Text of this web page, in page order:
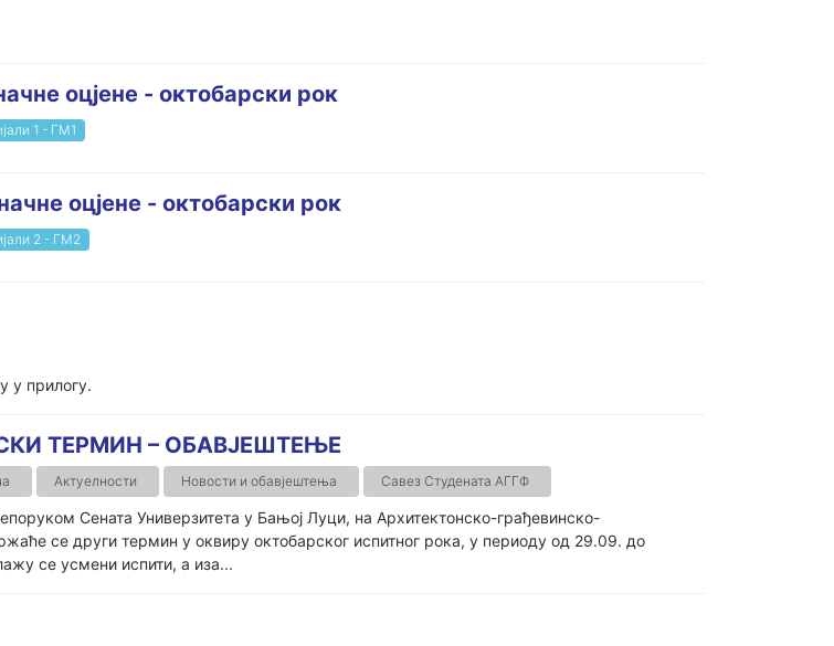
оцјене - октобарски рок
1 - ГМ1
оцјене - октобарски рок
2 - ГМ2
у прилогу.
ТЕРМИН – ОБАВЈЕШТЕЊЕ
Актуелности Новости и обавјештења Савез Студената АГГФ
Сената Универзитета у Бањој Луци, на Архитектонско-грађевинско-
се други термин у оквиру октобарског испитног рока, у периоду од 29.09. до
се усмени испити, а иза...